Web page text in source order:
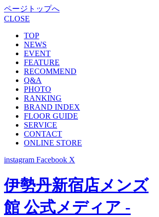
ページトップへ
CLOSE
TOP
NEWS
EVENT
FEATURE
RECOMMEND
Q&A
PHOTO
RANKING
BRAND INDEX
FLOOR GUIDE
SERVICE
CONTACT
ONLINE STORE
instagram Facebook X
伊勢丹新宿店メンズ
館 公式メディア -